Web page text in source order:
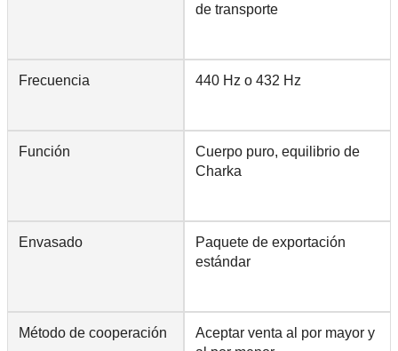
de transporte
Frecuencia 440 Hz o 432 Hz
Función
Cuerpo puro, equilibrio de
Charka
Envasado
Paquete de exportación
estándar
Método de cooperación
Aceptar venta al por mayor y